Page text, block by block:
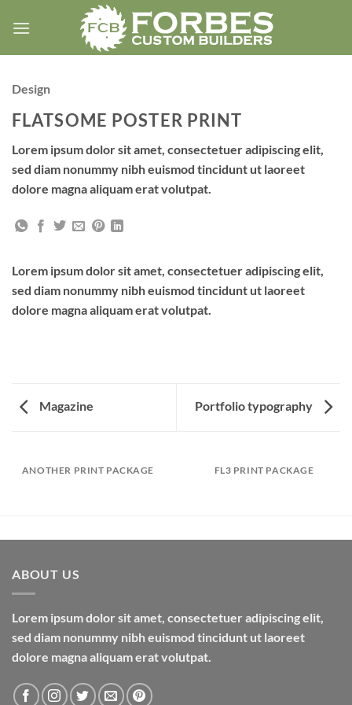
Design
FLATSOME POSTER PRINT
Lorem ipsum dolor sit amet, consectetuer adipiscing elit,
sed diam nonummy nibh euismod tincidunt ut laoreet
dolore magna aliquam erat volutpat.
Lorem ipsum dolor sit amet, consectetuer adipiscing elit,
sed diam nonummy nibh euismod tincidunt ut laoreet
dolore magna aliquam erat volutpat.
Magazine Portfolio typography
ANOTHER PRINT PACKAGE FL3 PRINT PACKAGE
ABOUT US
Lorem ipsum dolor sit amet, consectetuer adipiscing elit,
sed diam nonummy nibh euismod tincidunt ut laoreet
dolore magna aliquam erat volutpat.